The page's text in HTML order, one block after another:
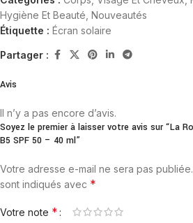
Hygiène Et Beauté, Nouveautés
Étiquette : Écran solaire
Partager :
Avis
Il n’y a pas encore d’avis.
Soyez le premier à laisser votre avis sur “La
B5 SPF 50 – 40 ml”
Votre adresse e-mail ne sera pas publiée.
sont indiqués avec *
Votre note *